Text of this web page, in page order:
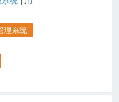
理系统